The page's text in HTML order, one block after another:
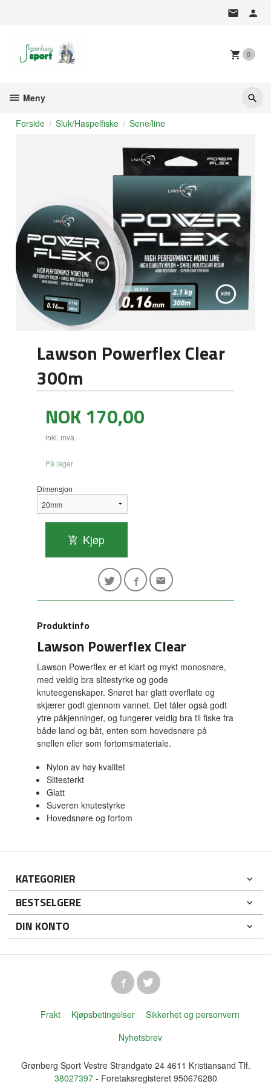
0
Meny
Forside Sluk/Haspelfiske Sene/line
Lawson Powerflex Clear
300m
Pris
NOK170,00
inkl. mva.
På lager
Dimensjon
Kjøp
Produktinfo
Lawson Powerflex Clear
Lawson Powerflex er et klart og mykt monosnøre,
med veldig bra slitestyrke og gode
knuteegenskaper. Snøret har glatt overflate og
skjærer godt gjennom vannet. Det tåler også godt
ytre påkjenninger, og fungerer veldig bra til fiske fra
både land og båt, enten som hovedsnøre på
snellen eller som fortomsmateriale.
Nylon av høy kvalitet
Slitesterkt
Glatt
Suveren knutestyrke
Hovedsnøre og fortom
KATEGORIER
BESTSELGERE
DIN KONTO
Frakt Kjøpsbetingelser
Sikkerhet og personvern
Nyhetsbrev
Grønberg Sport Vestre Strandgate 24 4611 Kristiansand Tlf.
38027397- Foretaksregisteret 950676280